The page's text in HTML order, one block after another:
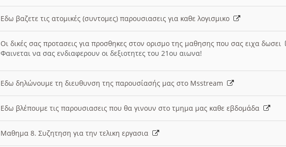
Εδω βαζετε τις ατομικές (συντομες) παρουσιασεις για καθε λογισμικο
Οι δικές σας προτασεις για προσθηκες στον ορισμο της μαθησης που σας ειχα δωσει
Φαινεται να σας ενδιαφερουν οι δεξιοτητες του 21ου αιωνα!
Εδω δηλώνουμε τη διευθυνση της παρουσίασής μας στο Msstream
Εδω βλέπουμε τις παρουσιασεις που θα γινουν στο τμημα μας καθε εβδομάδα
Μαθημα 8. Συζητηση για την τελικη εργασια